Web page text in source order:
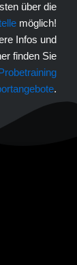
über die
möglich!
Infos und
finden Sie
Probetraining
.